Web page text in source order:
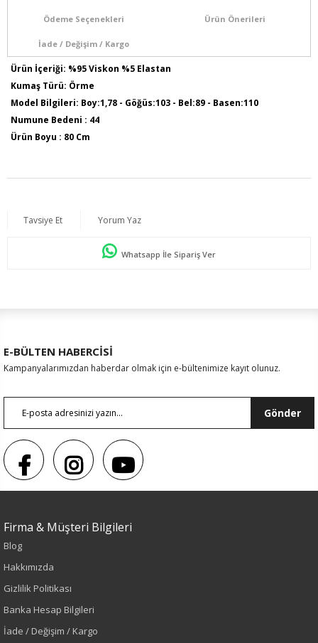
Ödeme Seçenekleri Ürün Önerileri
İade / Değişim / Kargo
Ürün İçeriği: %95 Viskon %5 Elastan
Kumaş Türü: Örme
Model Bilgileri: Boy:1,78 - Göğüs:103 - Bel:89 - Basen:110
Numune Bedeni : 44
Ürün Boyu : 80 Cm
Ekru
Tavsiye Et Yorum Yaz
Whatsapp İle Sipariş Ver
E-BÜLTEN HABERCİSİ
Kampanyalarımızdan haberdar olmak için e-bültenimize kayıt olunuz.
Gönder
Firma & Müşteri Bilgileri
Blog
Hakkımızda
Gizlilik Politikası
Banka Hesap Bilgileri
İade / Değişim / Kargo